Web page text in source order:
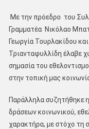
Με την πρόεδρο του
Γραμματέα Νικόλαο
Γεωργία Τουρλακίδου
Τριανταφυλλίδη έλαβε
σημασία του
στην τοπική μας
Παράλληλα συζητήθηκε
δράσεων κοινωνικού,
χαρακτήρα, με στόχο τη